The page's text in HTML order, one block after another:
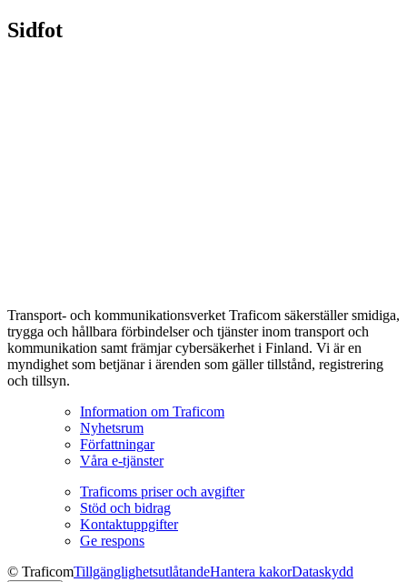
Sidfot
Transport- och kommunikationsverket Traficom säkerställer smidiga,
trygga och hållbara förbindelser och tjänster inom transport och
kommunikation samt främjar cybersäkerhet i Finland. Vi är en
myndighet som betjänar i ärenden som gäller tillstånd, registrering
och tillsyn.
Information om Traficom
Nyhetsrum
Författningar
Våra e-tjänster
Traficoms priser och avgifter
Stöd och bidrag
Kontaktuppgifter
Ge respons
© TraficomTillgänglighetsutlåtandeHantera kakorDataskydd